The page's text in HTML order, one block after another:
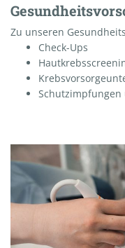
Zu unseren
Check-Ups